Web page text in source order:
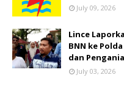
July 09, 2026
Lince
BNN ke
dan
July 03, 2026